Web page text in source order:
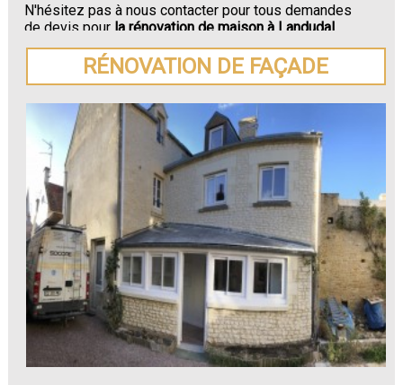
N'hésitez pas à nous contacter pour tous demandes
de devis pour la rénovation de maison à Landudal.
RÉNOVATION DE FAÇADE